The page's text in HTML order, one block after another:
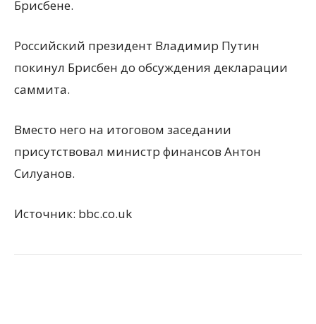
Брисбене.
Российский президент Владимир Путин
покинул Брисбен до обсуждения декларации
саммита.
Вместо него на итоговом заседании
присутствовал министр финансов Антон
Силуанов.
Источник: bbc.co.uk